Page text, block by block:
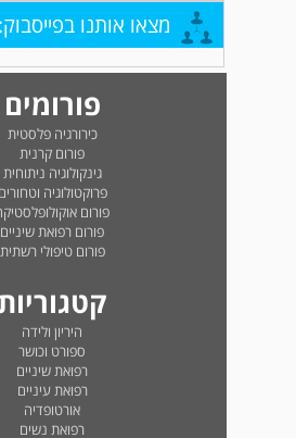
מצאו אותנו בפייסבוק:
פורומים
כירורגיה פלסטית
פורום קרנית
גינקולוגיה ניתוחית
פרוקטולוגיה וטחורים
פורום
פורום רפואת שיניים
פורום טיפולי רשתית
היריון ולידה
ספורט וכושר
רפואת שיניים
רפואת עיניים
אורטופדיה
רפואת נשים